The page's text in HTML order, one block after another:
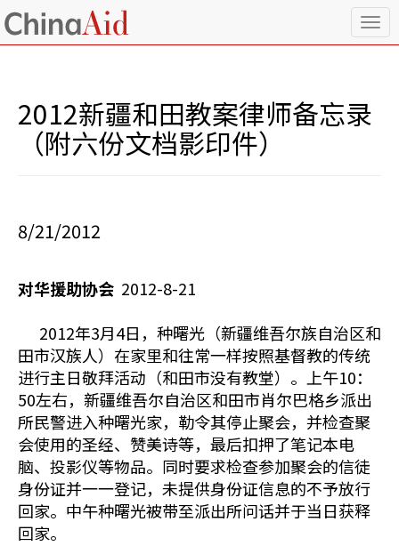
T
o
e
n
2012新疆和田教案律师备忘录
（附六份文档影印件）
8/21/2012
对华援助协会 2012-8-21
2012年3月4日，种曙光（新疆维吾尔族自治区和
田市汉族人）在家里和往常一样按照基督教的传统
进行主日敬拜活动（和田市没有教堂）。上午10：
50左右，新疆维吾尔自治区和田市肖尔巴格乡派出
所民警进入种曙光家，勒令其停止聚会，并检查聚
会使用的圣经、赞美诗等，最后扣押了笔记本电
脑、投影仪等物品。同时要求检查参加聚会的信徒
身份证并一一登记，未提供身份证信息的不予放行
回家。中午种曙光被带至派出所问话并于当日获释
回家。